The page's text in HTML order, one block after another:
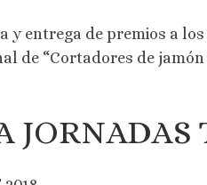
y entrega de premios a
de “Cortadores de
JORNADAS